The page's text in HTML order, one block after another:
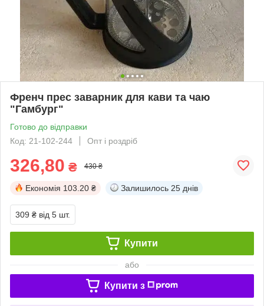
Френч прес заварник для кави та чаю
"Гамбург"
Готово до відправки
Код: 21-102-244
Опт і роздріб
326,80 ₴ 430 ₴
Економія 103.20 ₴ Залишилось 25 днів
309 ₴ від 5 шт.
Купити
або
Купити з